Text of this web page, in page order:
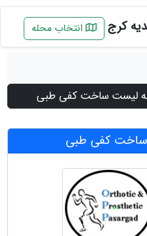
کرج انتخاب محله
لیست ساخت کفی طبی
کفی طبی